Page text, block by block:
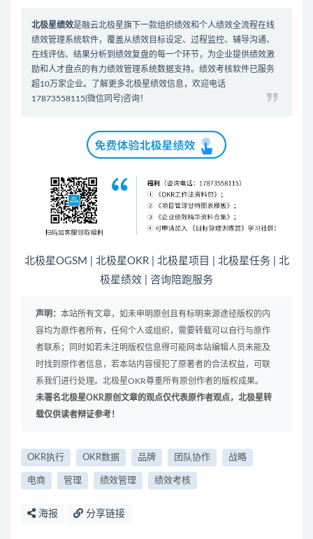
北极星绩效是融云北极星旗下一款组织绩效和个人绩效全流程在线
绩效管理系统软件，覆盖从绩效目标设定、过程监控、辅导沟通、
在线评估、结果分析到绩效复盘的每一个环节，为企业提供绩效激
励和人才盘点的有力绩效管理系统数据支持。 绩效考核软件已服务
超10万家企业。了解更多北极星绩效信息，欢迎电话
17873558115(微信同号)咨询！
北极星OGSM 北极星OKR| 北极星项目 北极星任务| 北
极星绩效
咨询陪跑服务
声明： 本站所有文章，如未申明原创且有标明来源途径版权的内
容均为原作者所有，任何个人或组织，需要转载可以自行与原作
者联系；同时如若未注明版权信息得可能网本站编辑人员未能及
时找到原作者信息，若本站内容侵犯了原著者的合法权益，可联
系我们进行处理。北极星OKR尊重所有原创作者的版权成果。
未署名北极星OKR原创文章的观点仅代表原作者观点，北极星转
载仅供读者辩证参考！
OKR执行 OKR数据 品牌 团队协作 战略
电商 管理 绩效管理 绩效考核
海报 分享链接